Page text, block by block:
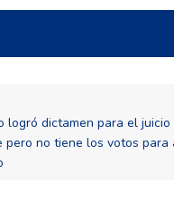
logró dictamen para el
pero no tiene los votos para